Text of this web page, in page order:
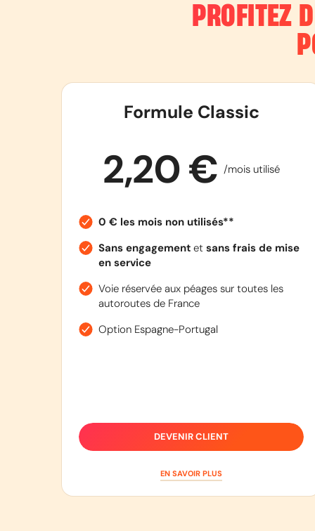
PROFITEZ
Formule Classic
2,20 € /mois utilisé
0 € les mois non utilisés**
Sans engagementet sans frais de mise
en service
Voie réservée aux péages sur toutes les
autoroutes de France
Option Espagne-Portugal
DEVENIR CLIENT
EN SAVOIR PLUS